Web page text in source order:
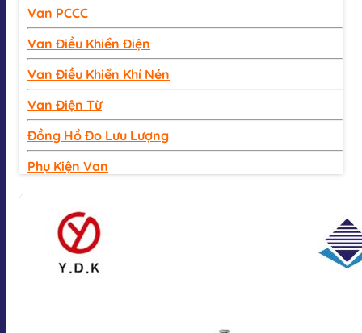
Van PCCC
Van Điều Khiển Điện
Van Điều Khiển Khí Nén
Van Điện Từ
Đồng Hồ Đo Lưu Lượng
Phụ Kiện Van